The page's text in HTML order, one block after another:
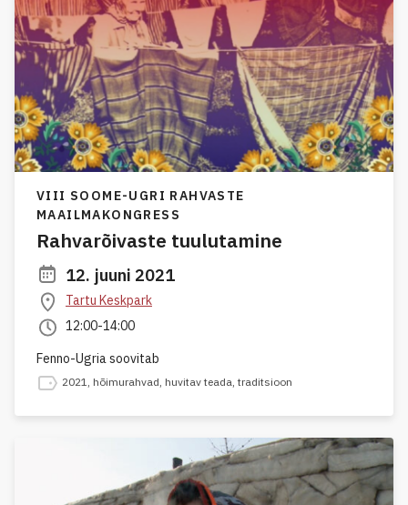
VIII SOOME-UGRI RAHVASTE
MAAILMAKONGRESS
Rahvarõivaste tuulutamine
12. juuni 2021
Tartu Keskpark
12:00-14:00
Fenno-Ugria soovitab
2021, hõimurahvad, huvitav teada, traditsioon